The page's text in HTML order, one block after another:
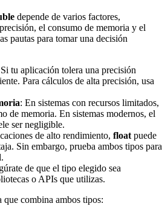
depende de varios factores,
el consumo de memoria y el
pautas para tomar una decisión
tu aplicación tolera una precisión
Para cálculos de alta precisión, usa
: En sistemas con recursos limitados,
de memoria. En sistemas modernos, el
ser negligible.
de alto rendimiento, float puede
Sin embargo, prueba ambos tipos para
de que el tipo elegido sea
o APIs que utilizas.
combina ambos tipos: